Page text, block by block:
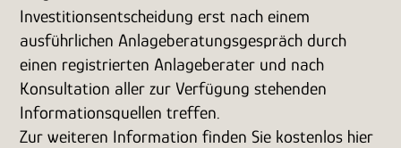
Investitionsentscheidung erst nach einem
ausführlichen Anlageberatungsgespräch durch
einen registrierten Anlageberater und nach
Konsultation aller zur Verfügung stehenden
Informationsquellen treffen.
Zur weiteren Information finden Sie kostenlos hier